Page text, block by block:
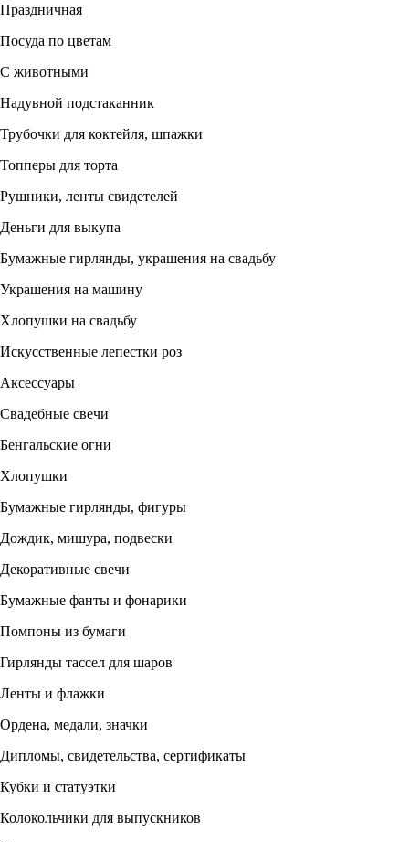
Праздничная
Посуда по цветам
С животными
Надувной подстаканник
Трубочки для коктейля, шпажки
Топперы для торта
Рушники, ленты свидетелей
Деньги для выкупа
Бумажные гирлянды, украшения на свадьбу
Украшения на машину
Хлопушки на свадьбу
Искусственные лепестки роз
Аксессуары
Свадебные свечи
Бенгальские огни
Хлопушки
Бумажные гирлянды, фигуры
Дождик, мишура, подвески
Декоративные свечи
Бумажные фанты и фонарики
Помпоны из бумаги
Гирлянды тассел для шаров
Ленты и флажки
Ордена, медали, значки
Дипломы, свидетельства, сертификаты
Кубки и статуэтки
Колокольчики для выпускников